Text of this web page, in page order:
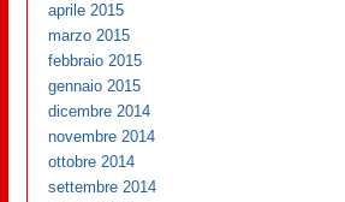
aprile 2015
marzo 2015
febbraio 2015
gennaio 2015
dicembre 2014
novembre 2014
ottobre 2014
settembre 2014